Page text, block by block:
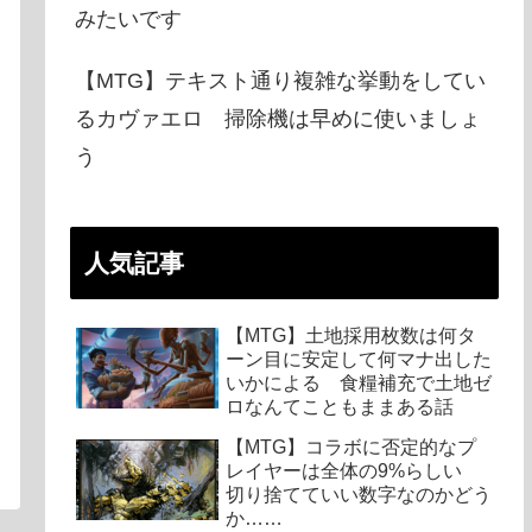
みたいです
【MTG】テキスト通り複雑な挙動をしてい
るカヴァエロ 掃除機は早めに使いましょ
う
人気記事
【MTG】土地採用枚数は何タ
ーン目に安定して何マナ出した
いかによる 食糧補充で土地ゼ
ロなんてこともままある話
【MTG】コラボに否定的なプ
レイヤーは全体の9%らしい
切り捨てていい数字なのかどう
か……